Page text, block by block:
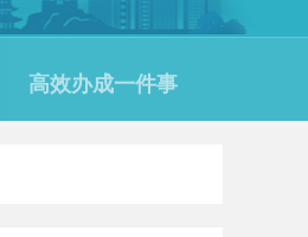
高效办成一件事